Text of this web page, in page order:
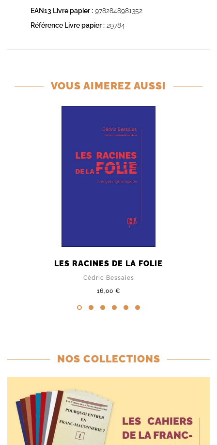
EAN13 Livre papier :9782848981352
Référence Livre papier :29784
VOUS AIMEREZ AUSSI
LES RACINES DE LA FOLIE
Cédric Bessaies
16,00 €
NOS COLLECTIONS